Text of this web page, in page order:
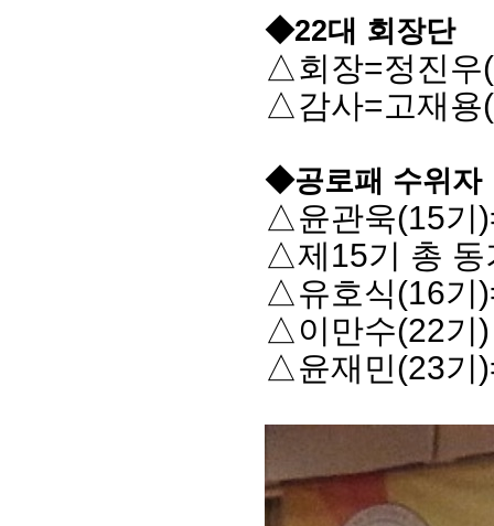
◆22대 회장단
△회장=정진우
△감사=고재용
◆공로패 수위자
△윤관욱(15기
△제15기 총 동
△유호식(16기
△이만수(22기)
△윤재민(23기